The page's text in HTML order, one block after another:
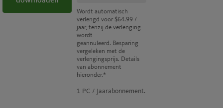
Wordt automatisch
verlengd voor $64.99 /
jaar, tenzij de verlenging
wordt
geannuleerd. Besparing
vergeleken met de
verlengingsprijs. Details
van abonnement
hieronder.*
1 PC / Jaarabonnement.